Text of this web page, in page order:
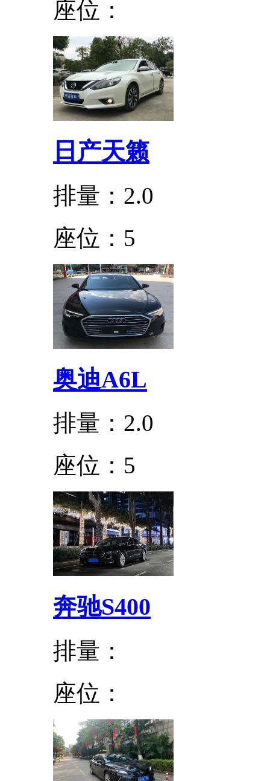
座位：
日产天籁
排量：2.0
座位：5
奥迪A6L
排量：2.0
座位：5
奔驰S400
排量：
座位：